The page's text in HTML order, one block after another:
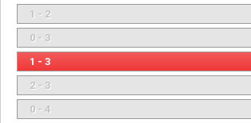
1 - 2
0 - 3
1 - 3
2 - 3
0 - 4